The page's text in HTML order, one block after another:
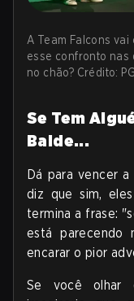
A Team Falcons
esse confronto nas
no chão? Crédito:
Se Tem
Balde...
Dá para vencer
diz que sim,
termina a frase:
está parecendo
encarar o pior
Se você olhar